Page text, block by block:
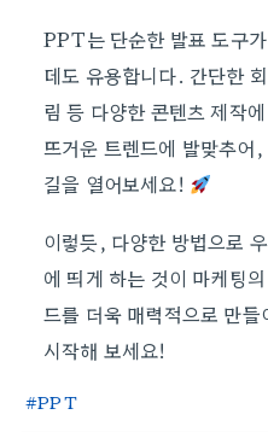
PPT는 단순한 발표 도구
데도 유용합니다. 간단한
림 등 다양한 콘텐츠 제작
뜨거운 트렌드에 발맞추어
길을 열어보세요!
이렇듯, 다양한 방법으로
에 띄게 하는 것이 마케팅
드를 더욱 매력적으로 만
시작해 보세요!
PPT